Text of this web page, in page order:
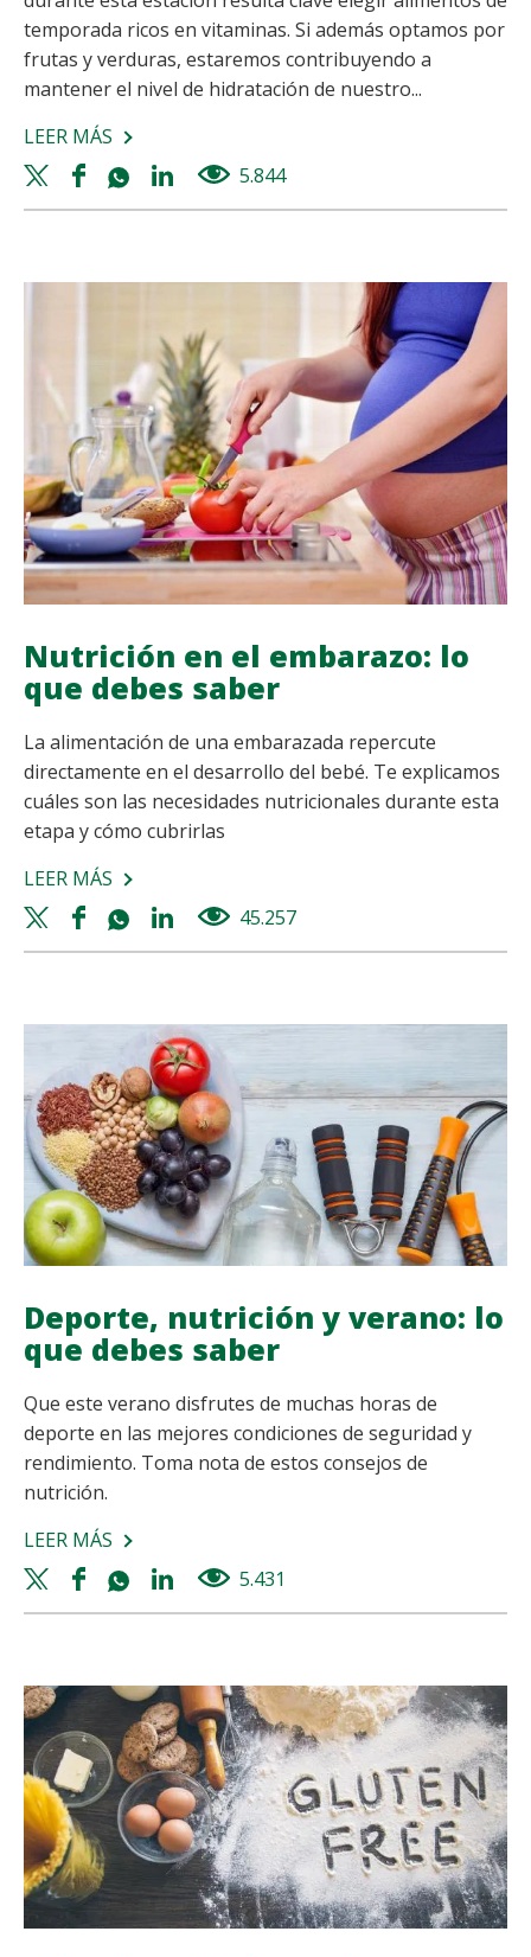
temporada ricos en vitaminas. Si además optamos por
frutas y verduras, estaremos contribuyendo a
mantener el nivel de hidratación de nuestro...
LEER MÁS SOBRE
ALIMENTACIÓN
EN
ALIMENTOS
VITAMINAS?
Twitter
share
Facebook
share
Whatsapp
share
Linkedin
share
5.844views
Nutrición en el embarazo: lo
que debes saber
La alimentación de una embarazada repercute
directamente en el desarrollo del bebé. Te explicamos
cuáles son las necesidades nutricionales durante esta
etapa y cómo cubrirlas
LEER MÁS SOBRE
NUTRICIÓN
EN
LO
QUE
DEBES
SABER
Twitter
share
Facebook
share
Whatsapp
share
Linkedin
share
45.257
Deporte, nutrición y verano: lo
que debes saber
Que este verano disfrutes de muchas horas de
deporte en las mejores condiciones de seguridad y
rendimiento. Toma nota de estos consejos de
nutrición.
LEER MÁS SOBRE
DEPORTE,
NUTRICIÓN
LO
QUE
DEBES
SABER
Twitter
share
Facebook
share
Whatsapp
share
Linkedin
share
5.431